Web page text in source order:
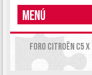
MENÚ
FORO CITROËN C5